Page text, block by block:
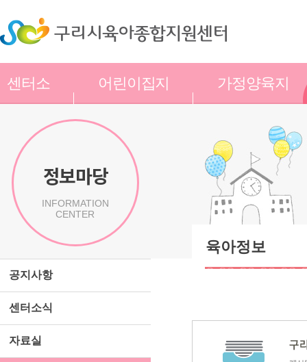
센터소
어린이집지
가정양육지
정보마당
INFORMATION
CENTER
공지사항
센터소식
자료실
육아정보